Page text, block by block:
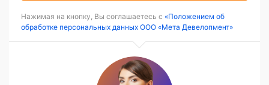
Нажимая на кнопку, Вы соглашаетесь с «Положением об
обработке персональных данных ООО «Мета Девелопмент»